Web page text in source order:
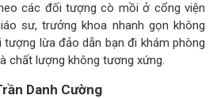
các đối tượng cò mồi ở cổng viện
sư, trưởng khoa nhanh gọn không
tượng lừa đảo dẫn bạn đi khám phòng
chất lượng không tương xứng.
Danh Cường